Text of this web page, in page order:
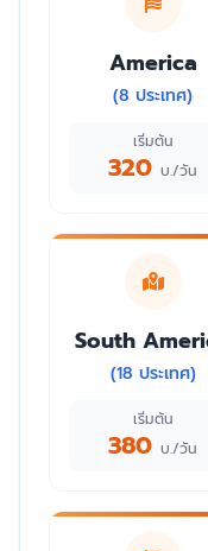
America
(8 ประเทศ)
เริ่มต้น
320 บ./วัน
South
(18 ประเทศ)
เริ่มต้น
380 บ./วัน